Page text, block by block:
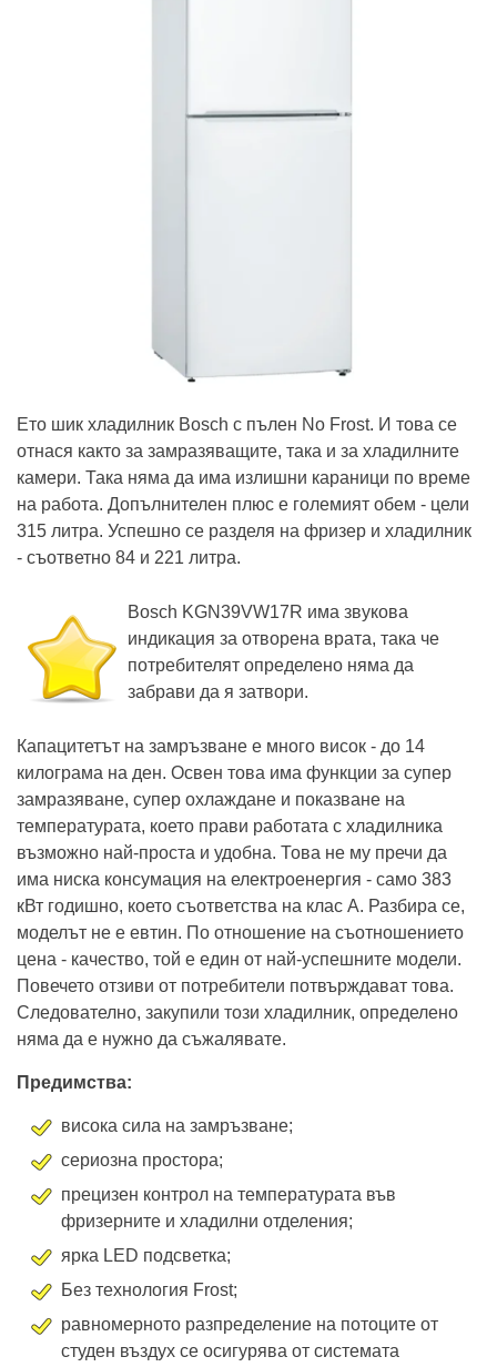
Ето шик хладилник Bosch с пълен No Frost. И това се
отнася както за замразяващите, така и за хладилните
камери. Така няма да има излишни караници по време
на работа. Допълнителен плюс е големият обем - цели
315 литра. Успешно се разделя на фризер и хладилник
- съответно 84 и 221 литра.
Bosch KGN39VW17R има звукова
индикация за отворена врата, така че
потребителят определено няма да
забрави да я затвори.
Капацитетът на замръзване е много висок - до 14
килограма на ден. Освен това има функции за супер
замразяване, супер охлаждане и показване на
температурата, което прави работата с хладилника
възможно най-проста и удобна. Това не му пречи да
има ниска консумация на електроенергия - само 383
кВт годишно, което съответства на клас А. Разбира се,
моделът не е евтин. По отношение на съотношението
цена - качество, той е един от най-успешните модели.
Повечето отзиви от потребители потвърждават това.
Следователно, закупили този хладилник, определено
няма да е нужно да съжалявате.
Предимства:
висока сила на замръзване;
сериозна простора;
прецизен контрол на температурата във
фризерните и хладилни отделения;
ярка LED подсветка;
Без технология Frost;
равномерното разпределение на потоците от
студен въздух се осигурява от системата